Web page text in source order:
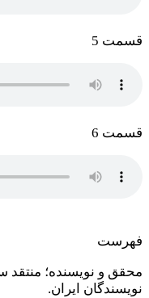
قسمت 5
قسمت 6
فهرست
محقق و نویسنده؛
نویسندگان ایران.